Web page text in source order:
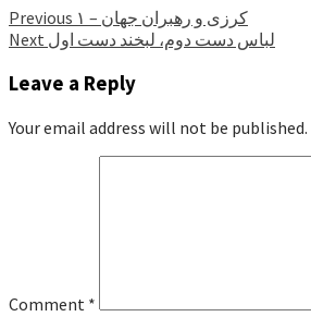
Previous
کرزی و رهبران جهان – ۱
Next لباس دست دوم، لبخند دست اول
Leave a Reply
Your email address will not be published.
Comment *